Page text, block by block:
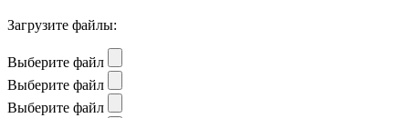
Загрузите файлы:
Выберите файл
Выберите файл
Выберите файл